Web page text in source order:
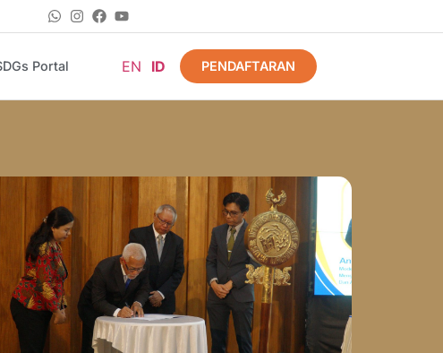
Portal EN ID PENDAFTARAN